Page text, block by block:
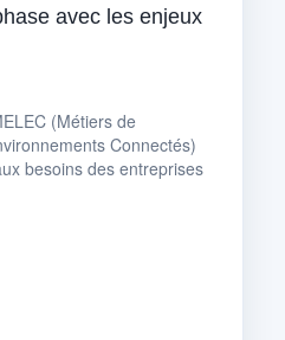
avec les enjeux
(Métiers de
Connectés)
besoins des entreprises